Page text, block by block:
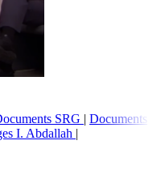
SRG | Documents
I. Abdallah |